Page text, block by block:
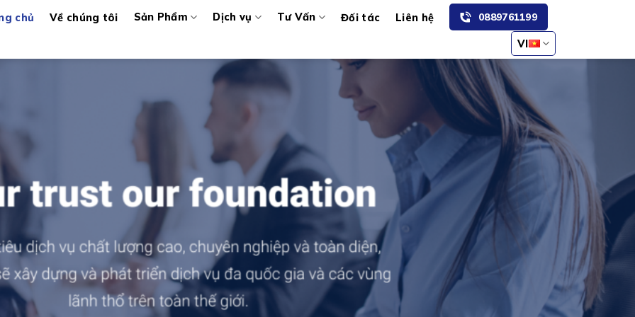
chủ Về chúng tôi Sản Phẩm Dịch vụ Tư Vấn Đối tác Liên hệ 0889761199
VI